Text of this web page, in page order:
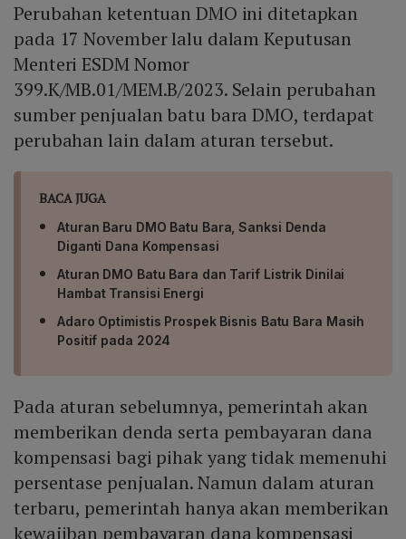
Perubahan ketentuan DMO ini ditetapkan
pada 17 November lalu dalam Keputusan
Menteri ESDM Nomor
399.K/MB.01/MEM.B/2023. Selain perubahan
sumber penjualan batu bara DMO, terdapat
perubahan lain dalam aturan tersebut.
BACA JUGA
Aturan Baru DMO Batu Bara, Sanksi Denda
Diganti Dana Kompensasi
Aturan DMO Batu Bara dan Tarif Listrik Dinilai
Hambat Transisi Energi
Adaro Optimistis Prospek Bisnis Batu Bara Masih
Positif pada 2024
Pada aturan sebelumnya, pemerintah akan
memberikan denda serta pembayaran dana
kompensasi bagi pihak yang tidak memenuhi
persentase penjualan. Namun dalam aturan
terbaru, pemerintah hanya akan memberikan
kewajiban pembayaran dana kompensasi